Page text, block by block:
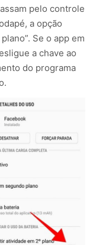
pelo controle
a opção
Se o app em
a chave ao
do programa